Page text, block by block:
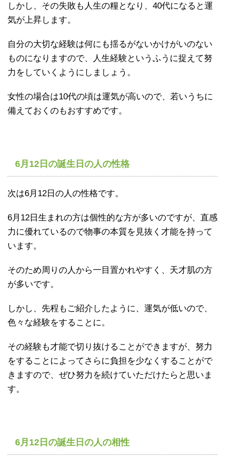
しかし、その失敗も人生の糧となり、40代になると運
気が上昇します。
自分の大切な経験は何にも揺るがないかけがいのない
ものになりますので、人生経験というふうに捉えて努
力をしていくようにしましょう。
女性の場合は10代の頃は運気が高いので、若いうちに
備えておくのもおすすめです。
6月12日の誕生日の人の性格
次は6月12日の人の性格です。
6月12日生まれの方は個性的な方が多いのですが、直感
力に優れているので物事の本質を見抜く才能を持って
います。
そのため周りの人から一目置かれやすく、天才肌の方
が多いです。
しかし、先程もご紹介したように、運気が低いので、
色々な経験をすることに。
その経験も才能で切り抜けることができますが、努力
をすることによってさらに負担を少なくすることがで
きますので、ぜひ努力を続けていただけたらと思いま
す。
6月12日の誕生日の人の相性